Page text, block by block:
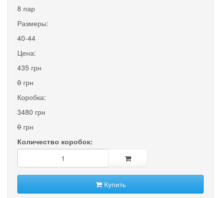
8 пар
Размеры:
40-44
Цена:
435 грн
0 грн
Коробка:
3480 грн
0 грн
Количество коробок:
Купить